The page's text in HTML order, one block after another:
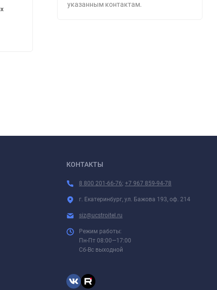
Журнал выдачи нарядов-допусков на
указанным контактам.
КОНТАКТЫ
8 800 201-66-76; +7 967 859-94-78
г. Екатеринбург, ул. Бажова 193, оф. 214
siz@ucstroitel.ru
Режим работы:
Пн-Пт 08:00—17:00
Сб-Вс выходной